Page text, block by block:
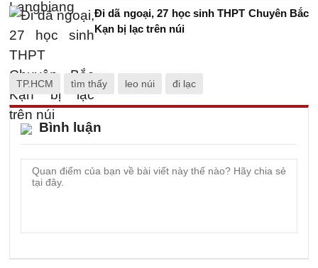
Đi dã ngoại, 27 học sinh THPT Chuyên Bắc
Kạn bị lạc trên núi
TP.HCM tìm thấy leo núi đi lạc
Bình luận